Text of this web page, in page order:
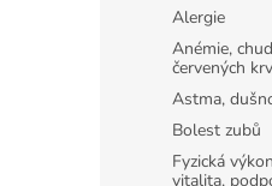
Alergie
Anémie,
červených
Astma,
Bolest zubů
Fyzická
vitalita,